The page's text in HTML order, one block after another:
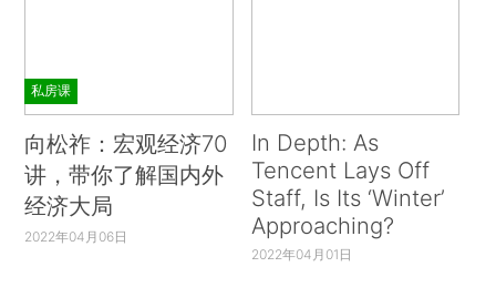
私房课
向松祚：宏观经济70
讲，带你了解国内外
经济大局
2022年04月06日
In Depth: As
Tencent Lays Off
Staff, Is Its ‘Winter’
Approaching?
2022年04月01日